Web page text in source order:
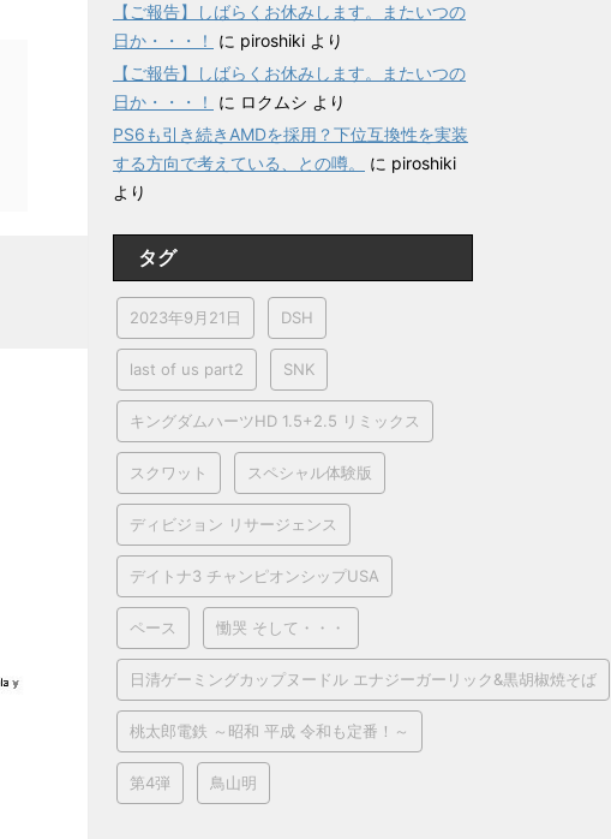
【ご報告】しばらくお休みします。またいつの
日か・・・！
に piroshiki より
【ご報告】しばらくお休みします。またいつの
日か・・・！
に ロクムシ より
PS6も引き続きAMDを採用？下位互換性を実装
する方向で考えている、との噂。
に piroshiki
より
タグ
2023年9月21日 DSH
last of us part2 SNK
キングダムハーツHD 1.5+2.5 リミックス
スクワット スペシャル体験版
ディビジョン リサージェンス
デイトナ3 チャンピオンシップUSA
ペース 慟哭 そして・・・
日清ゲーミングカップヌードル エナジーガーリック&黒胡椒焼そば
桃太郎電鉄 ～昭和 平成 令和も定番！～
第4弾 鳥山明